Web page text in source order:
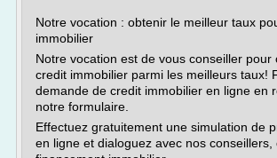
Notre vocation : obtenir le meilleur taux
immobilier
Notre vocation est de vous conseiller pour
credit immobilier parmi les meilleurs taux!
demande de credit immobilier en ligne en
notre formulaire.
Effectuez gratuitement une simulation de
en ligne et dialoguez avec nos conseillers,